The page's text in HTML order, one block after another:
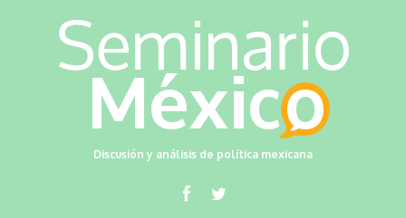
Discusión y análisis de política mexicana